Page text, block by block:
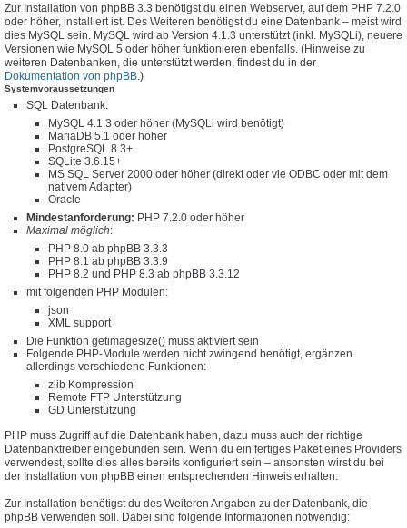
Zur Installation von phpBB 3.3 benötigst du einen Webserver, auf dem PHP 7.2.0
oder höher, installiert ist. Des Weiteren benötigst du eine Datenbank – meist wird
dies MySQL sein. MySQL wird ab Version 4.1.3 unterstützt (inkl. MySQLi), neuere
Versionen wie MySQL 5 oder höher funktionieren ebenfalls. (Hinweise zu
weiteren Datenbanken, die unterstützt werden, findest du in der
Dokumentation von phpBB.)
Systemvoraussetzungen
SQL Datenbank:
MySQL 4.1.3 oder höher (MySQLi wird benötigt)
MariaDB 5.1 oder höher
PostgreSQL 8.3+
SQLite 3.6.15+
MS SQL Server 2000 oder höher (direkt oder vie ODBC oder mit dem
nativem Adapter)
Oracle
Mindestanforderung: PHP 7.2.0 oder höher
Maximal möglich:
PHP 8.0 ab phpBB 3.3.3
PHP 8.1 ab phpBB 3.3.9
PHP 8.2 und PHP 8.3 ab phpBB 3.3.12
mit folgenden PHP Modulen:
json
XML support
Die Funktion getimagesize() muss aktiviert sein
Folgende PHP-Module werden nicht zwingend benötigt, ergänzen
allerdings verschiedene Funktionen:
zlib Kompression
Remote FTP Unterstützung
GD Unterstützung
PHP muss Zugriff auf die Datenbank haben, dazu muss auch der richtige
Datenbanktreiber eingebunden sein. Wenn du ein fertiges Paket eines Providers
verwendest, sollte dies alles bereits konfiguriert sein – ansonsten wirst du bei
der Installation von phpBB einen entsprechenden Hinweis erhalten.
Zur Installation benötigst du des Weiteren Angaben zu der Datenbank, die
phpBB verwenden soll. Dabei sind folgende Informationen notwendig: